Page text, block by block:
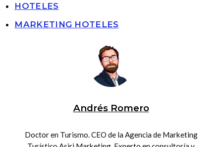
HOTELES
MARKETING HOTELES
Andrés Romero
Doctor en Turismo. CEO de la Agencia de Marketing